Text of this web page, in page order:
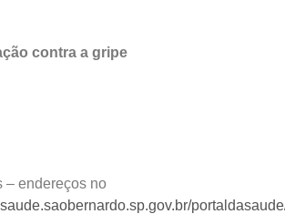
contra a gripe
– endereços no